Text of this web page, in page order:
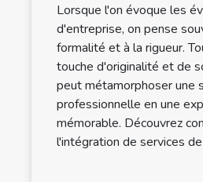
Lorsque l'on évoque les
d'entreprise, on pense
formalité et à la rigueur.
touche d'originalité et de
peut métamorphoser une
professionnelle en une
mémorable. Découvrez
l'intégration de services